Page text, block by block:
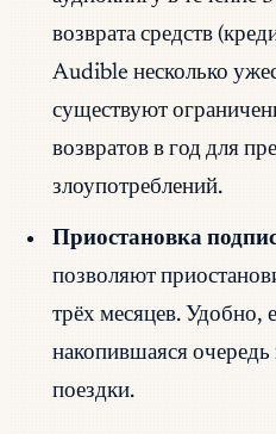
возврата средств
Audible несколько
существуют
возвратов в год для
злоупотреблений.
Приостановка
позволяют
трёх месяцев. Удобно,
накопившаяся
поездки.